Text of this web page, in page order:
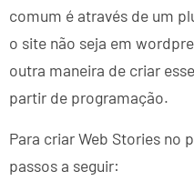
comum é através de um
o site não seja em
outra maneira de criar
partir de programação.
Para criar Web Stories no
passos a seguir: